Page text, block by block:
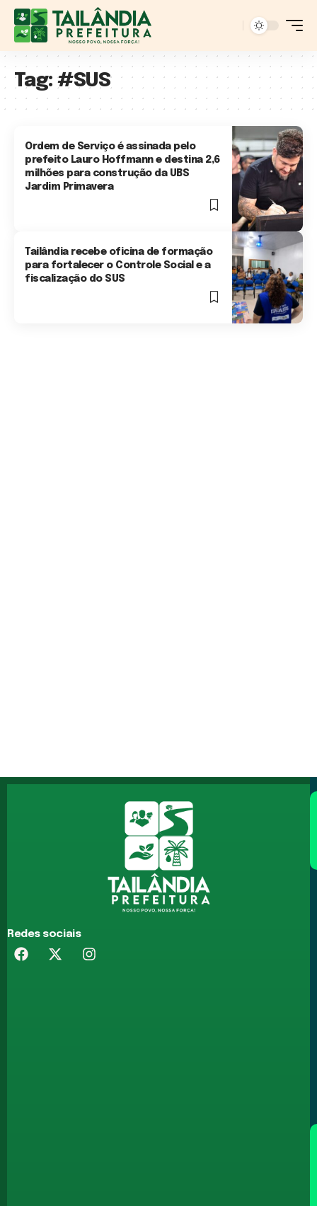
Tag: #SUS
Ordem de Serviço é assinada pelo
prefeito Lauro Hoffmann e destina 2,6
milhões para construção da UBS
Jardim Primavera
Tailândia recebe oficina de formação
para fortalecer o Controle Social e a
fiscalização do SUS
Redes sociais